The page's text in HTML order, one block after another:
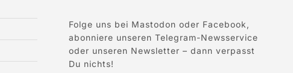
Folge uns bei Mastodon oder Facebook,
abonniere unseren Telegram-Newsservice
oder unseren Newsletter – dann verpasst
Du nichts!